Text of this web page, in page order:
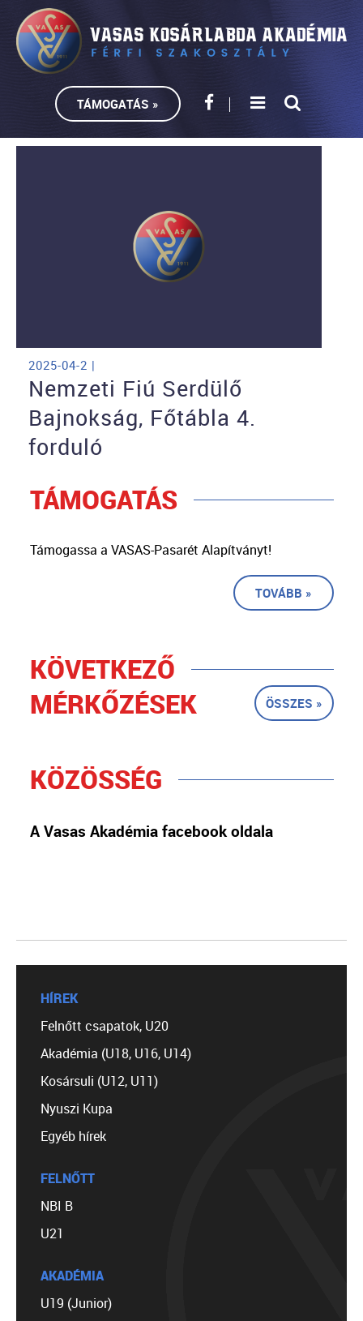
TÁMOGATÁS »
2025-04-2 |
Nemzeti Fiú Serdülő
Bajnokság, Főtábla 4.
forduló
TÁMOGATÁS
Támogassa a VASAS-Pasarét Alapítványt!
TOVÁBB »
KÖVETKEZŐ
MÉRKŐZÉSEK
ÖSSZES »
KÖZÖSSÉG
A Vasas Akadémia facebook oldala
HÍREK
Felnőtt csapatok, U20
Akadémia (U18, U16, U14)
Kosársuli (U12, U11)
Nyuszi Kupa
Egyéb hírek
FELNŐTT
NBI B
U21
AKADÉMIA
U19 (Junior)